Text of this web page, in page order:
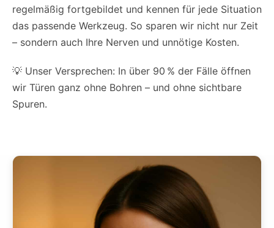
regelmäßig fortgebildet und kennen für jede Situation
das passende Werkzeug. So sparen wir nicht nur Zeit
– sondern auch Ihre Nerven und unnötige Kosten.
💡 Unser Versprechen: In über 90 % der Fälle öffnen
wir Türen ganz ohne Bohren – und ohne sichtbare
Spuren.